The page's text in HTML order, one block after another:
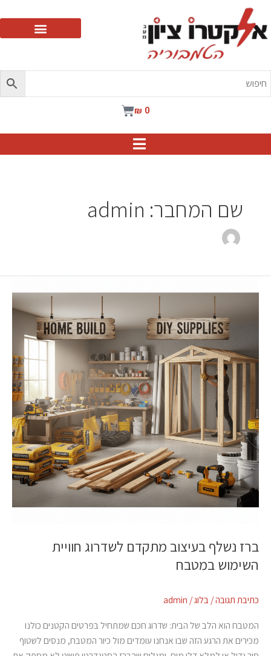
₪ 0
עגלת
שם המחבר: admin
ברז נשלף בעיצוב מתקדם לשדרוג חוויית
השימוש במטבח
כתיבת תגובה/ בלוג/
admin
המטבח הוא הלב של הבית: שדרוג חכם שמתחיל בפרטים הקטנים כולנו
מכירים את הרגע הזה שבו אנחנו עומדים מול כיור המטבח, מנסים לשטוף
חוויית
במטבח